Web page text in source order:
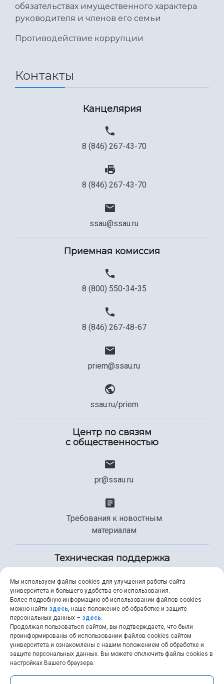
обязательствах имущественного характера
руководителя и членов его семьи
Противодействие коррупции
Контакты
Канцелярия
8 (846) 267-43-70
8 (846) 267-43-70
ssau@ssau.ru
Приемная комиссия
8 (800) 550-34-35
8 (846) 267-48-67
priem@ssau.ru
ssau.ru/priem
Центр по связям
с общественностью
pr@ssau.ru
Требования к новостным
материалам
Техническая поддержка
+7 (846) 267-49-99
help@ssau.ru
Мы используем файлы cookies для улучшения работы сайта
университета и большего удобства его использования.
Более подробную информацию об использовании файлов cookies
можно найти здесь, наше положение об обработке и защите
персональных данных – здесь.
Продолжая пользоваться сайтом, вы подтверждаете, что были
проинформированы об использовании файлов cookies сайтом
университета и ознакомлены с нашим положением об обработке и
защите персональных данных. Вы можете отключить файлы cookies в
настройках Вашего браузера.